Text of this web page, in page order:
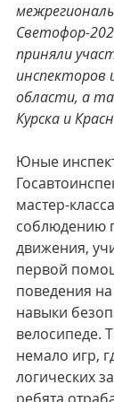
Светофор-
приняли
инспекторов
области, а
Курска и
Юные
мастер-
соблюдению
движения,
первой
поведения
навыки
велосипеде.
немало игр,
логических